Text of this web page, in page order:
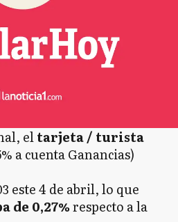
eltarjeta / turista
a cuenta Ganancias)
este 4 de abril, lo que
de 0,27%respecto a la